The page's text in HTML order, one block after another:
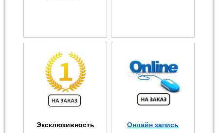
Эксклюзивность Онлайн запись